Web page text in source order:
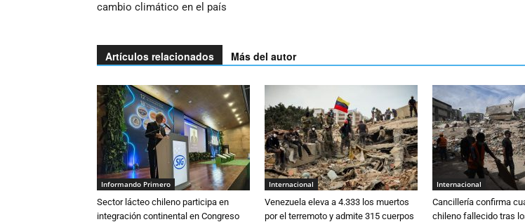
cambio climático en el país
Artículos relacionados Más del autor
Informando Primero
Sector lácteo chileno participa en
integración continental en Congreso
Internacional
Venezuela eleva a 4.333 los muertos
por el terremoto y admite 315 cuerpos
Internacional
Cancillería confirma
chileno fallecido tras